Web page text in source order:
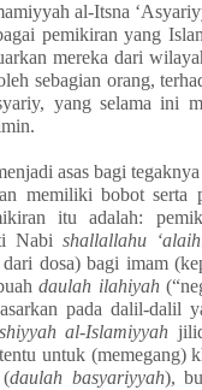
al-Itsna
pemikiran yang
mereka dari
sebagian orang,
yang selama ini
asas bagi
memiliki bobot serta
itu adalah:
Nabishallallahu
dari dosa) bagi imam
daulah ilahiyah
pada dalil-dalil
al-Islamiyyah
untuk (memegang)
(daulah basyariyyah),